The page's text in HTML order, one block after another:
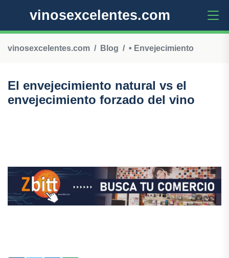
vinosexcelentes.com
vinosexcelentes.com Blog • Envejecimiento
El envejecimiento natural vs el
envejecimiento forzado del vino